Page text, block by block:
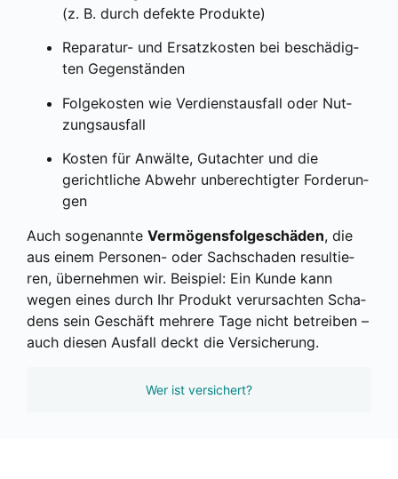
Wer ist versichert?
(z. B. durch defek­te Pro­duk­te)
Repa­ra­tur- und Ersatz­kos­ten bei beschä­dig­
ten Gegen­stän­den
Fol­ge­kos­ten wie Ver­dienst­aus­fall oder Nut­
zungs­aus­fall
Kos­ten für Anwäl­te, Gut­ach­ter und die
gericht­li­che Abwehr unbe­rech­tig­ter For­de­run­
gen
Auch soge­nann­te Ver­mö­gens­fol­ge­schä­den, die
aus einem Per­so­nen- oder Sach­scha­den resul­tie­
ren, über­neh­men wir. Bei­spiel: Ein Kun­de kann
wegen eines durch Ihr Pro­dukt ver­ur­sach­ten Scha­
dens sein Geschäft meh­re­re Tage nicht betrei­ben –
auch die­sen Aus­fall deckt die Ver­si­che­rung.